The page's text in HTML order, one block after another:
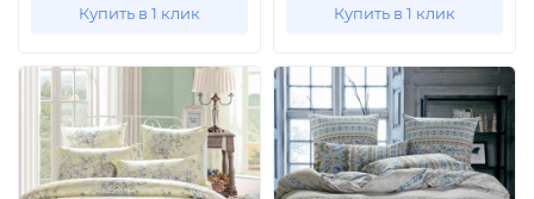
Купить в 1 клик Купить в 1 клик